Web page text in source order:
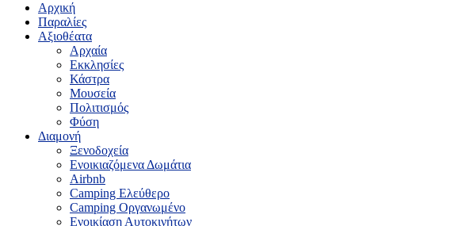
Αρχική
Παραλίες
Αξιοθέατα
Αρχαία
Εκκλησίες
Κάστρα
Μουσεία
Πολιτισμός
Φύση
Διαμονή
Ξενοδοχεία
Ενοικιαζόμενα Δωμάτια
Airbnb
Camping Ελεύθερο
Camping Οργανωμένο
Ενοικίαση Αυτοκινήτων